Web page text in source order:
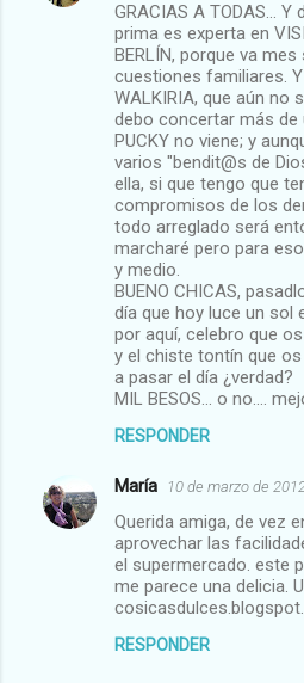
GRACIAS A TODAS... Y
prima es experta en
BERLÍN, porque va
cuestiones familiares.
WALKIRIA, que aún no
debo concertar más de
PUCKY no viene; y
varios "bendit@s de
ella, si que tengo que
compromisos de los
todo arreglado será
marcharé pero para
y medio.
BUENO CHICAS,
día que hoy luce un sol
por aquí, celebro que
y el chiste tontín que
a pasar el día ¿verdad?
MIL BESOS... o no....
RESPONDER
María 10 de marzo de
Querida amiga, de vez
aprovechar las
el supermercado. este
me parece una delicia.
RESPONDER